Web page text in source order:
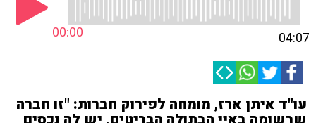
00:00 04:07
עו"ד איתן ארז, מומחה לפירוק חברות: "זו חברה